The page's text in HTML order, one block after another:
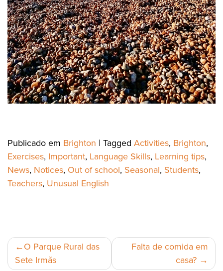
Publicado em Brighton | Tagged Activities, Brighton,
Exercises, Important, Language Skills, Learning tips,
News, Notices, Out of school, Seasonal, Students,
Teachers, Unusual English
Navegação
de
O Parque Rural das
Sete Irmãs
Falta de comida em
casa?